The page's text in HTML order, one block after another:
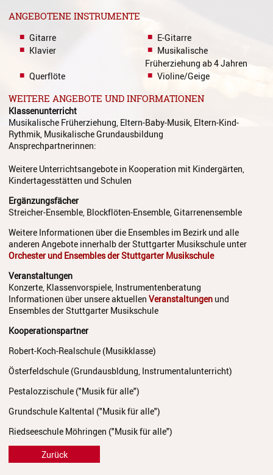
Recording
Musiktheater - Stage
Coaching
Musiktheorie
Musiktherapie
MuM - Musikunterricht für
Menschen mit Behinderung
Schlaginstrumente
Streichinstrumente
Tasteninstrumente
Zupfinstrumente
Unsere Lehrkräfte
Standorte
Talentförderung
Gebühren
Ermäßigungen
Fördermöglichkeiten
ANGEBOTENE INSTRUMENTE
Gitarre
E-Gitarre
Klavier
Musikalische
Früherziehung ab 4 Jahren
Querflöte
Violine/Geige
WEITERE ANGEBOTE UND INFORMATIONEN
Klassenunterricht
Musikalische Früherziehung, Eltern-Baby-Musik, Eltern-Kind-
Rythmik, Musikalische Grundausbildung
Ansprechpartnerinnen:
Weitere Unterrichtsangebote in Kooperation mit Kindergärten,
Kindertagesstätten und Schulen
Ergänzungsfächer
Streicher-Ensemble, Blockflöten-Ensemble, Gitarrenensemble
Weitere Informationen über die Ensembles im Bezirk und alle
anderen Angebote innerhalb der Stuttgarter Musikschule unter
Orchester und Ensembles der Stuttgarter Musikschule
Veranstaltungen
Konzerte, Klassenvorspiele, Instrumentenberatung
Informationen über unsere aktuellen Veranstaltungen und
Ensembles der Stuttgarter Musikschule
Kooperationspartner
Robert-Koch-Realschule (Musikklasse)
Österfeldschule (Grundausbldung, Instrumentalunterricht)
Pestalozzischule ("Musik für alle")
Grundschule Kaltental ("Musik für alle")
Riedseeschule Möhringen ("Musik für alle")
Zurück